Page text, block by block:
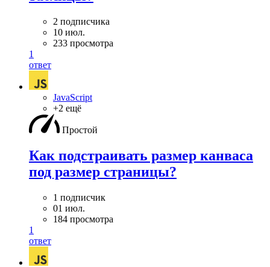
2 подписчика
10 июл.
233 просмотра
1
ответ
JavaScript
+2 ещё
Простой
Как подстраивать размер канваса
под размер страницы?
1 подписчик
01 июл.
184 просмотра
1
ответ